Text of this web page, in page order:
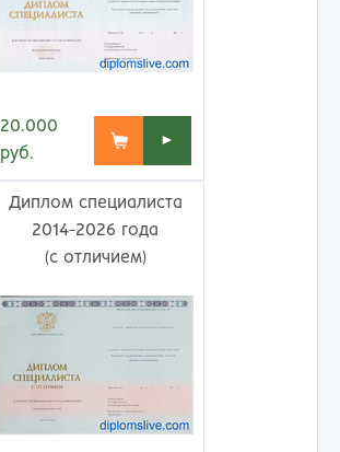
20.000
руб.
►
Диплом специалиста
2014-2026 года
(с отличием)